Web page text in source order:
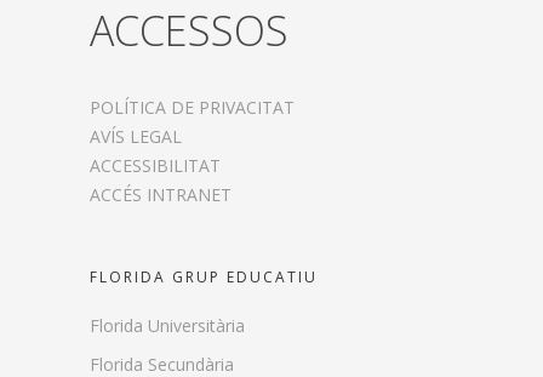
ACCESSOS
POLÍTICA DE PRIVACITAT
AVÍS LEGAL
ACCESSIBILITAT
ACCÉS INTRANET
FLORIDA GRUP EDUCATIU
Florida Universitària
Florida Secundària